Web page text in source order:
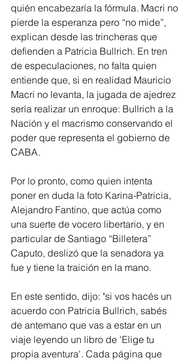
quién encabezaría la fórmula. Macri no
pierde la esperanza pero “no mide”,
explican desde las trincheras que
defienden a Patricia Bullrich. En tren
de especulaciones, no falta quien
entiende que, si en realidad Mauricio
Macri no levanta, la jugada de ajedrez
sería realizar un enroque: Bullrich a la
Nación y el macrismo conservando el
poder que representa el gobierno de
CABA.
Por lo pronto, como quien intenta
poner en duda la foto Karina-Patricia,
Alejandro Fantino, que actúa como
una suerte de vocero libertario, y en
particular de Santiago “Billetera”
Caputo, deslizó que la senadora ya
fue y tiene la traición en la mano.
En este sentido, dijo: "si vos hacés un
acuerdo con Patricia Bullrich, sabés
de antemano que vas a estar en un
viaje leyendo un libro de 'Elige tu
propia aventura'. Cada página que